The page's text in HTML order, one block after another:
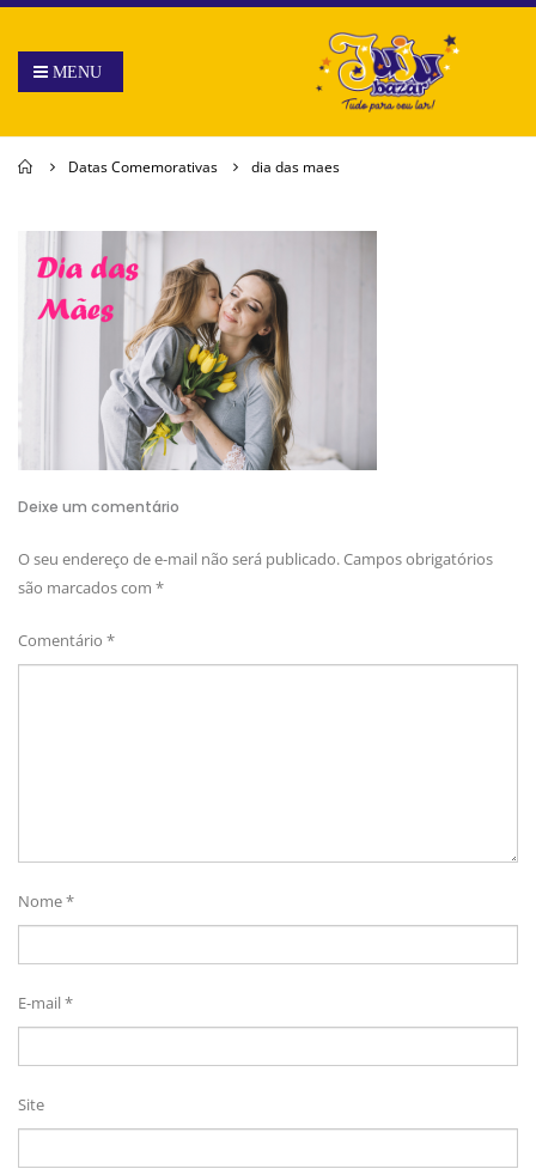
Home
Datas Comemorativas dia das maes
Deixe um comentário
O seu endereço de e-mail não será publicado.Campos obrigatórios
são marcados com *
Comentário *
Nome*
E-mail*
Site